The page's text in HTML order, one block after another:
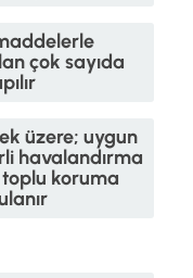
çok sayıda
üzere; uygun
havalandırma
koruma